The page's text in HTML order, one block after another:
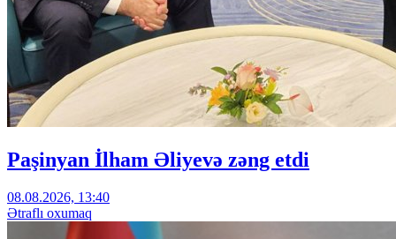
Paşinyan İlham Əliyevə zəng etdi
08.08.2026, 13:40
Ətraflı oxumaq